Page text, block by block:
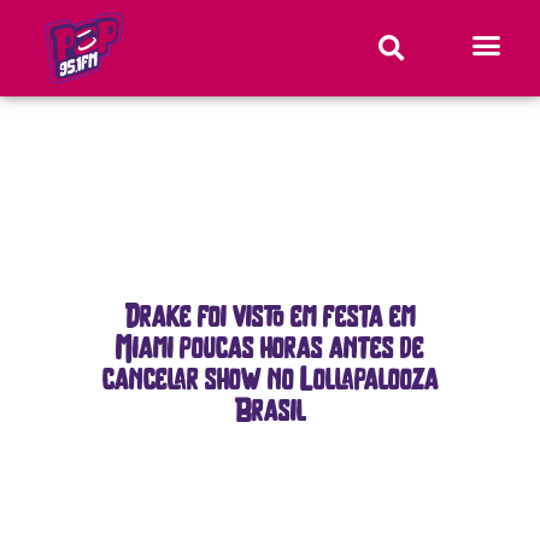
Drake foi visto em festa em
Miami poucas horas antes de
cancelar show no Lollapalooza
Brasil